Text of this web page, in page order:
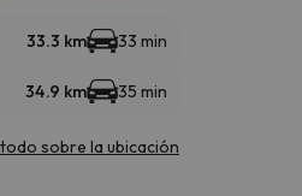
33.3 km 33 min
34.9 km 35 min
sobre la ubicación